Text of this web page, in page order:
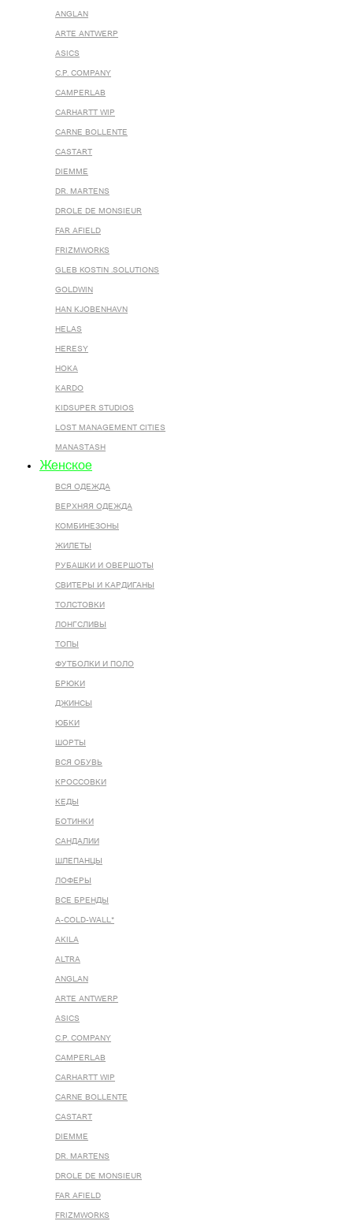
ANGLAN
ARTE ANTWERP
ASICS
C.P. COMPANY
CAMPERLAB
CARHARTT WIP
CARNE BOLLENTE
CASTART
DIEMME
DR. MARTENS
DROLE DE MONSIEUR
FAR AFIELD
FRIZMWORKS
GLEB KOSTIN .SOLUTIONS
GOLDWIN
HAN KJOBENHAVN
HELAS
HERESY
HOKA
KARDO
KIDSUPER STUDIOS
LOST MANAGEMENT CITIES
MANASTASH
Женское
ВСЯ ОДЕЖДА
ВЕРХНЯЯ ОДЕЖДА
КОМБИНЕЗОНЫ
ЖИЛЕТЫ
РУБАШКИ И ОВЕРШОТЫ
СВИТЕРЫ И КАРДИГАНЫ
ТОЛСТОВКИ
ЛОНГСЛИВЫ
ТОПЫ
ФУТБОЛКИ И ПОЛО
БРЮКИ
ДЖИНСЫ
ЮБКИ
ШОРТЫ
ВСЯ ОБУВЬ
КРОССОВКИ
КЕДЫ
БОТИНКИ
САНДАЛИИ
ШЛЕПАНЦЫ
ЛОФЕРЫ
ВСЕ БРЕНДЫ
A-COLD-WALL*
AKILA
ALTRA
ANGLAN
ARTE ANTWERP
ASICS
C.P. COMPANY
CAMPERLAB
CARHARTT WIP
CARNE BOLLENTE
CASTART
DIEMME
DR. MARTENS
DROLE DE MONSIEUR
FAR AFIELD
FRIZMWORKS